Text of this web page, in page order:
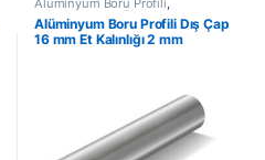
Alüminyum Boru Profili,
Alüminyum Profil En Çok
Satanlar,İndirimli Ürünler
Alüminyum Boru Profili Dış Çap
16 mm Et Kalınlığı 2 mm